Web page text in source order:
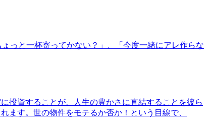
っと一杯寄ってかない？」、「今度一緒にアレ作らな
投資することが、人生の豊かさに直結することを彼ら
ます。世の物件をモテるか否か！という目線で、